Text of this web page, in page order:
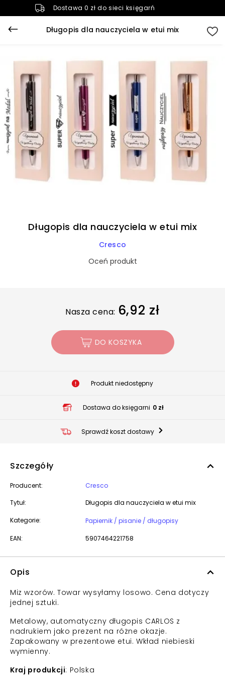
Dostawa 0 zł do sieci księgarń
Długopis dla nauczyciela w etui mix
Długopis dla nauczyciela w etui mix
Cresco
Oceń produkt
Nasza cena: 6,92 zł
DO KOSZYKA
Produkt niedostępny
Dostawa do księgarni 0 zł
Sprawdź koszt dostawy
Szczegóły
Producent:
Cresco
Tytuł:
Długopis dla nauczyciela w etui mix
Kategorie: Papiernik / pisanie / długopisy
EAN: 5907464221758
Opis
Miz wzorów. Towar wysyłamy losowo. Cena dotyczy
jednej sztuki.
Metalowy, automatyczny długopis CARLOS z
nadrukiem jako prezent na różne okazje.
Zapakowany w prezentowe etui. Wkład niebieski
wymienny.
Kraj produkcji: Polska